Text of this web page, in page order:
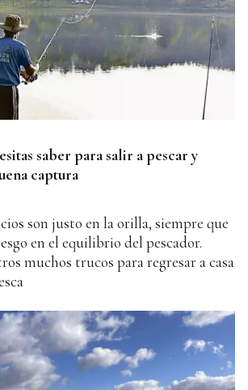
saber para salir a pescar y
captura
son justo en la orilla, siempre que
en el equilibrio del pescador.
muchos trucos para regresar a casa